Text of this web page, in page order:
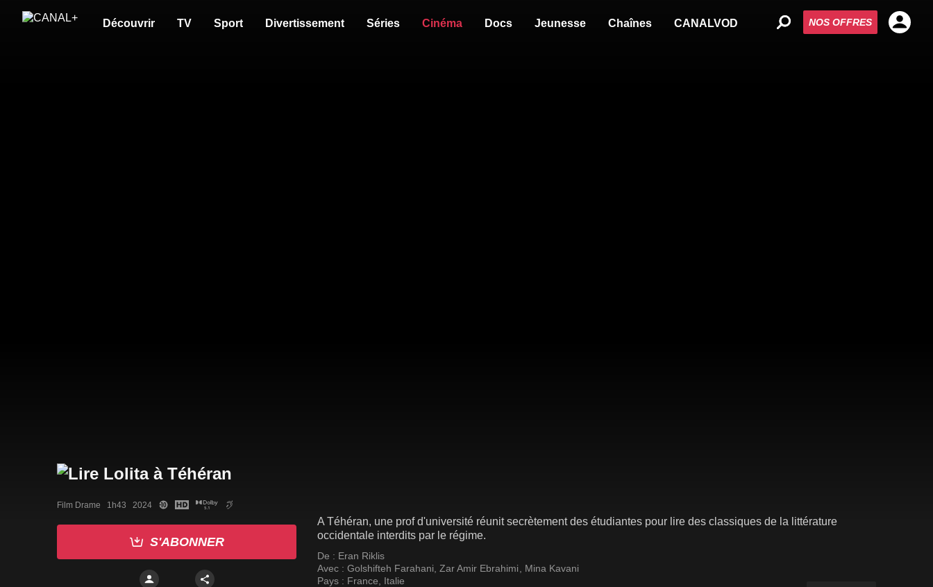
Découvrir TV Sport Divertissement Séries Cinéma Docs Jeunesse Chaînes CANALVOD NOS OFFRES
Film Drame   1h43   2024
S'ABONNER
A Téhéran, une prof d'université réunit secrètement des étudiantes pour lire des classiques de la littérature
occidentale interdits par le régime.
De : Eran Riklis
Avec : Golshifteh Farahani Zar Amir Ebrahimi
Mina Kavani
Pays : France Italie